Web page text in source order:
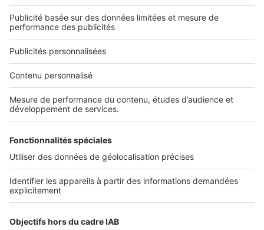
Nous contacter
Nous recrutons
NOS APPLICATIONS
Découvrez nos applications
Tous nos services pro
Accès client
À DÉCOUVRIR
Annuaire des professionnels